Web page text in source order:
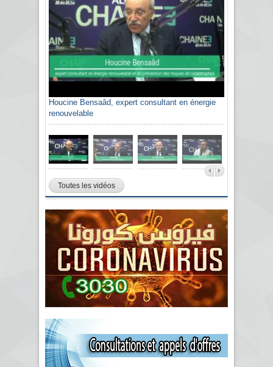
Houcine Bensaâd, expert consultant en énergie
renouvelable
Sami Agli, président de la Confédération
algérienne du patronat citoyen CAPC
Toutes les vidéos